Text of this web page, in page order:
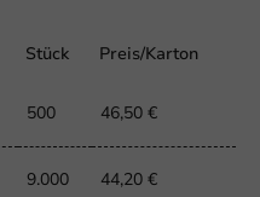
Stück Preis/Karton
500 46,50 €
9.000 44,20 €